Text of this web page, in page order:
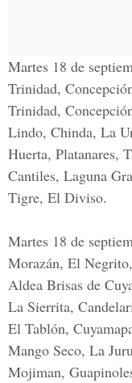
Martes 18 de
Trinidad,
Trinidad,
Lindo, Chinda, La
Huerta, Platanares,
Cantiles, Laguna
Tigre, El Diviso.
Martes 18 de
Morazán, El
Aldea Brisas de
La Sierrita,
El Tablón,
Mango Seco, La
Mojiman,